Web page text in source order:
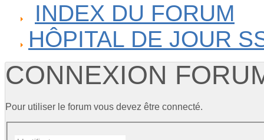
INDEX DU FORUM
HÔPITAL DE JOUR
CONNEXION
Pour utiliser le forum vous devez être connecté.